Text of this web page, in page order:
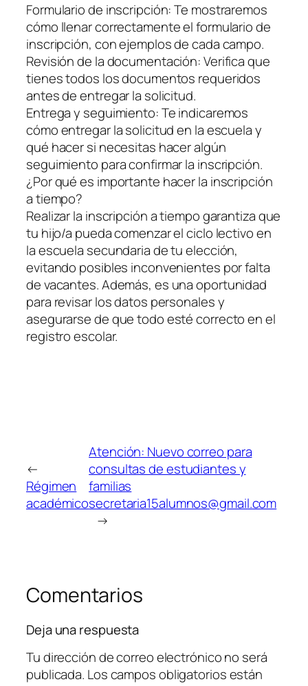
Formulario de inscripción: Te mostraremos
cómo llenar correctamente el formulario de
inscripción, con ejemplos de cada campo.
Revisión de la documentación: Verifica que
tienes todos los documentos requeridos
antes de entregar la solicitud.
Entrega y seguimiento: Te indicaremos
cómo entregar la solicitud en la escuela y
qué hacer si necesitas hacer algún
seguimiento para confirmar la inscripción.
¿Por qué es importante hacer la inscripción
a tiempo?
Realizar la inscripción a tiempo garantiza que
tu hijo/a pueda comenzar el ciclo lectivo en
la escuela secundaria de tu elección,
evitando posibles inconvenientes por falta
de vacantes. Además, es una oportunidad
para revisar los datos personales y
asegurarse de que todo esté correcto en el
registro escolar.
←
Régimen
académico
Atención: Nuevo correo para
consultas de estudiantes y
familias
secretaria15alumnos@gmail.com
→
Comentarios
Deja una respuesta
Tu dirección de correo electrónico no será
publicada. Los campos obligatorios están